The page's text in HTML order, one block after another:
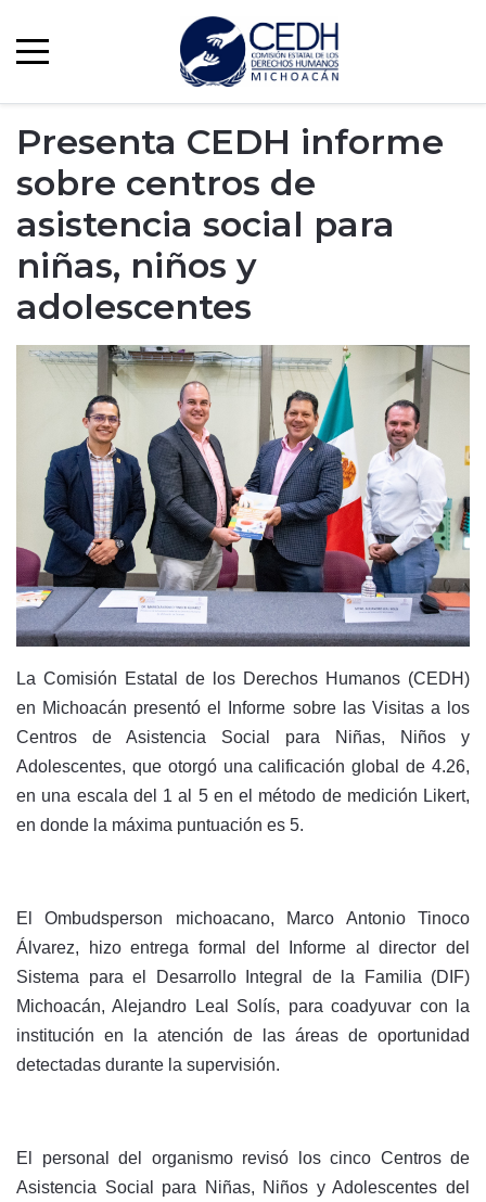
Presenta CEDH informe
sobre centros de
asistencia social para
niñas, niños y
adolescentes
La Comisión Estatal de los Derechos Humanos (CEDH)
en Michoacán presentó el Informe sobre las Visitas a los
Centros de Asistencia Social para Niñas, Niños y
Adolescentes, que otorgó una calificación global de 4.26,
en una escala del 1 al 5 en el método de medición Likert,
en donde la máxima puntuación es 5.
El Ombudsperson michoacano, Marco Antonio Tinoco
Álvarez, hizo entrega formal del Informe al director del
Sistema para el Desarrollo Integral de la Familia (DIF)
Michoacán, Alejandro Leal Solís, para coadyuvar con la
institución en la atención de las áreas de oportunidad
detectadas durante la supervisión.
El personal del organismo revisó los cinco Centros de
Asistencia Social para Niñas, Niños y Adolescentes del